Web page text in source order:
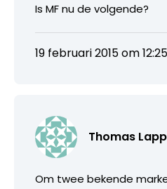
Is MF nu de volgende?
19 februari 2015 om 12:25
Thomas
Om twee bekende